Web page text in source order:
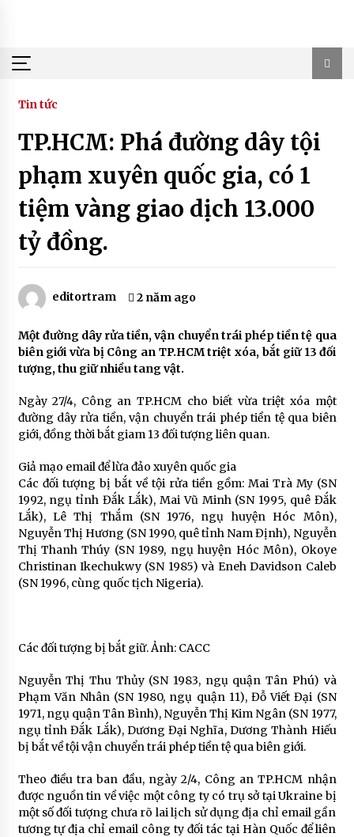
Tin tức
TP.HCM: Phá đường dây tội
phạm xuyên quốc gia, có 1
tiệm vàng giao dịch 13.000
tỷ đồng.
editortram 2 năm ago
Một đường dây rửa tiền, vận chuyển trái phép tiền tệ qua
biên giới vừa bị Công an TP.HCM triệt xóa, bắt giữ 13 đối
tượng, thu giữ nhiều tang vật.
Ngày 27/4, Công an TP.HCM cho biết vừa triệt xóa một
đường dây rửa tiền, vận chuyển trái phép tiền tệ qua biên
giới, đồng thời bắt giam 13 đối tượng liên quan.
Giả mạo email để lừa đảo xuyên quốc gia
Các đối tượng bị bắt về tội rửa tiền gồm: Mai Trà My (SN
1992, ngụ tỉnh Đắk Lắk), Mai Vũ Minh (SN 1995, quê Đắk
Lắk), Lê Thị Thắm (SN 1976, ngụ huyện Hóc Môn),
Nguyễn Thị Hương (SN 1990, quê tỉnh Nam Định), Nguyễn
Thị Thanh Thúy (SN 1989, ngụ huyện Hóc Môn), Okoye
Christinan Ikechukwy (SN 1985) và Eneh Davidson Caleb
(SN 1996, cùng quốc tịch Nigeria).
Các đối tượng bị bắt giữ. Ảnh: CACC
Nguyễn Thị Thu Thủy (SN 1983, ngụ quận Tân Phú) và
Phạm Văn Nhân (SN 1980, ngụ quận 11), Đỗ Viết Đại (SN
1971, ngụ quận Tân Bình), Nguyễn Thị Kim Ngân (SN 1977,
ngụ tỉnh Đắk Lắk), Dương Đại Nghĩa, Dương Thành Hiếu
bị bắt về tội vận chuyển trái phép tiền tệ qua biên giới.
Theo điều tra ban đầu, ngày 2/4, Công an TP.HCM nhận
được nguồn tin về việc một công ty có trụ sở tại Ukraine bị
một số đối tượng chưa rõ lai lịch sử dụng địa chỉ email gần
tương tự địa chỉ email công ty đối tác tại Hàn Quốc để liên